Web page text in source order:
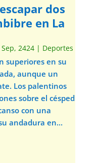
dos
en La
2424| Deportes
superiores en su
aunque un
Los palentinos
sobre el césped
con una
andadura en...